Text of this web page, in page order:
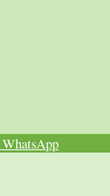
WhatsApp